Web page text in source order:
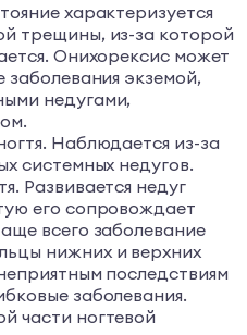
характеризуется
трещины, из-за которой
Онихорексис может
заболевания экземой,
недугами,
Наблюдается из-за
системных недугов.
Развивается недуг
его сопровождает
всего заболевание
нижних и верхних
последствиям
заболевания.
части ногтевой